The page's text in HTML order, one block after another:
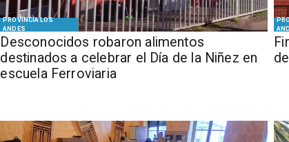
PROVINCIA LOS
ANDES
Desconocidos robaron alimentos
destinados a celebrar el Día de la Niñez en
escuela Ferroviaria